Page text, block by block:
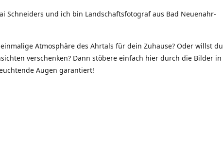
Schneiders und ich bin Landschaftsfotograf aus Bad Neuenahr-
Atmosphäre des Ahrtals für dein Zuhause? Oder willst du
verschenken? Dann stöbere einfach hier durch die Bilder in
Augen garantiert!